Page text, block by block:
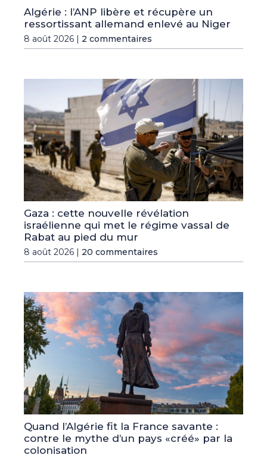
Algérie : l’ANP libère et récupère un
ressortissant allemand enlevé au Niger
8 août 2026 | 2 commentaires
Gaza : cette nouvelle révélation
israélienne qui met le régime vassal de
Rabat au pied du mur
8 août 2026 | 20 commentaires
Quand l’Algérie fit la France savante :
contre le mythe d’un pays «créé» par la
colonisation